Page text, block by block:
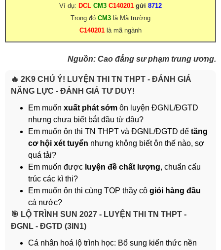
Ví dụ: DCL CM3 C140201 gửi 8712
Trong đó CM3 là Mã trường
C140201 là mã ngành
Nguồn: Cao đẳng sư phạm trung ương.
🔥 2K9 CHÚ Ý! LUYỆN THI TN THPT - ĐÁNH GIÁ
NĂNG LỰC - ĐÁNH GIÁ TƯ DUY!
Em muốn xuất phát sớm ôn luyện ĐGNL/ĐGTD
nhưng chưa biết bắt đầu từ đâu?
Em muốn ôn thi TN THPT và ĐGNL/ĐGTD để tăng
cơ hội xét tuyển nhưng không biết ôn thế nào, sợ
quá tải?
Em muốn được luyện đề chất lượng, chuẩn cấu
trúc các kì thi?
Em muốn ôn thi cùng TOP thầy cô giỏi hàng đầu
cả nước?
️🎯 LỘ TRÌNH SUN 2027 - LUYỆN THI TN THPT -
ĐGNL - ĐGTD (3IN1)
Cá nhân hoá lộ trình học: Bổ sung kiến thức nền